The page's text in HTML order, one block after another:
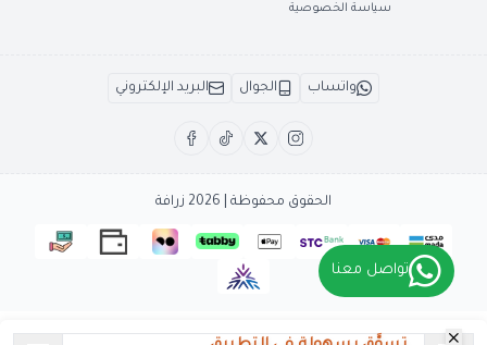
سياسة الخصوصية
واتساب الجوال البريد الإلكتروني
الحقوق محفوظة | 2026 زرافة
تواصل معنا